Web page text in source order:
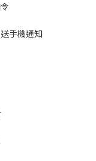
手機通知